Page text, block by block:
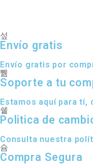
Envío gratis
Envío gratis por
Soporte a tu
Estamos aquí para tí,
Politica de
Consulta nuestra
Compra Segura